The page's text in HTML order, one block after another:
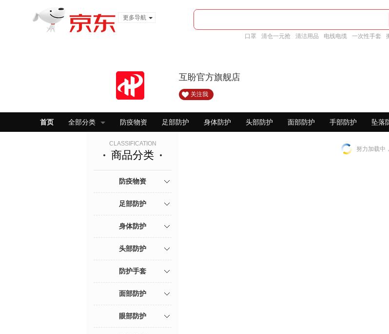
更多导航
口罩 清仓一元抢 清洁用品 电线电缆 一次性手套
互盼官方旗舰店
关注我
首页 全部分类 防疫物资 足部防护 身体防护 头部防护 面部防护 手部防护 坠落
CLASSIFICATION
商品分类
防疫物资
足部防护
身体防护
头部防护
防护手套
面部防护
眼部防护
努力加载中